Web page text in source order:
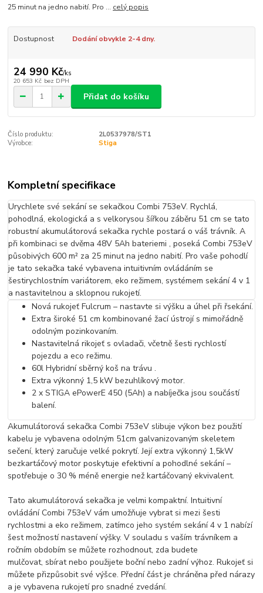
25 minut na jedno nabití. Pro ... celý popis
Dostupnost Dodání obvykle 2-4 dny.
24 990 Kč/ks
20 653 Kč bez DPH
Přidat do košíku
Číslo produktu:
2L0537978/ST1
Výrobce:
Stiga
Kompletní specifikace
Urychlete své sekání se sekačkou Combi 753eV. Rychlá,
pohodlná, ekologická a s velkorysou šířkou záběru 51 cm se tato
robustní akumulátorová sekačka rychle postará o váš trávník. A
při kombinaci se dvěma 48V 5Ah bateriemi , poseká Combi 753eV
působivých 600 m² za 25 minut na jedno nabití. Pro vaše pohodlí
je tato sekačka také vybavena intuitivním ovládáním se
šestirychlostním variátorem, eko režimem, systémem sekání 4 v 1
a nastavitelnou a sklopnou rukojetí.
Nová rukojeť Fulcrum – nastavte si výšku a úhel při řsekání.
Extra široké 51 cm kombinované žací ústrojí s mimořádně
odolným pozinkovaním.
Nastavitelná rikojeť s ovladači, včetně šesti rychlostí
pojezdu a eco režimu.
60l Hybridní sběrný koš na trávu .
Extra výkonný 1,5 kW bezuhlíkový motor.
2 x STIGA ePowerE 450 (5Ah) a nabíječka jsou součástí
balení.
Akumulátorová sekačka Combi 753eV slibuje výkon bez použití
kabelu je vybavena odolným 51cm galvanizovaným skeletem
sečení, který zaručuje velké pokrytí. Její extra výkonný 1,5kW
bezkartáčový motor poskytuje efektivní a pohodlné sekání –
spotřebuje o 30 % méně energie než kartáčovaný ekvivalent.
Tato akumulátorová sekačka je velmi kompaktní. Intuitivní
ovládání Combi 753eV vám umožňuje vybrat si mezi šesti
rychlostmi a eko režimem, zatímco jeho systém sekání 4 v 1 nabízí
šest možností nastavení výšky. V souladu s vaším trávníkem a
ročním obdobím se můžete rozhodnout, zda budete
mulčovat, sbírat nebo použijete boční nebo zadní výhoz. Rukojeť si
můžete přizpůsobit své výšce. Přední část je chráněna před nárazy
a je vybavena rukojetí pro snadné zvedání.